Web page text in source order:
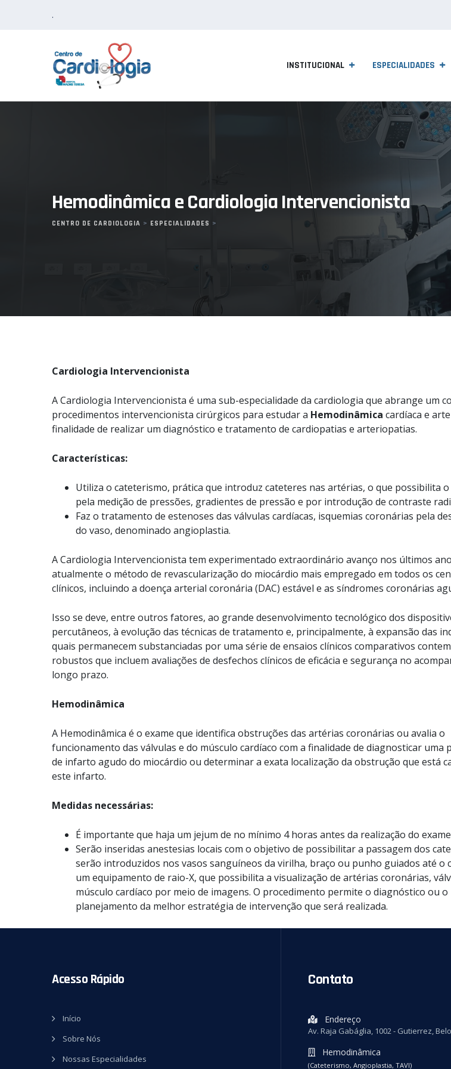
.
INSTITUCIONAL ESPECIALIDADES
Hemodinâmica e Cardiologia Intervencionista
CENTRO DE CARDIOLOGIA > ESPECIALIDADES >
Cardiologia Intervencionista
A Cardiologia Intervencionista é uma sub-especialidade da cardiologia que abrange um
procedimentos intervencionista cirúrgicos para estudar a Hemodinâmica cardíaca e
finalidade de realizar um diagnóstico e tratamento de cardiopatias e arteriopatias.
Características:
Utiliza o cateterismo, prática que introduz cateteres nas artérias, o que possibilita
pela medição de pressões, gradientes de pressão e por introdução de contraste
Faz o tratamento de estenoses das válvulas cardíacas, isquemias coronárias pela
do vaso, denominado angioplastia.
A Cardiologia Intervencionista tem experimentado extraordinário avanço nos últimos
atualmente o método de revascularização do miocárdio mais empregado em todos os
clínicos, incluindo a doença arterial coronária (DAC) estável e as síndromes coronárias
Isso se deve, entre outros fatores, ao grande desenvolvimento tecnológico dos
percutâneos, à evolução das técnicas de tratamento e, principalmente, à expansão das
quais permanecem substanciadas por uma série de ensaios clínicos comparativos
robustos que incluem avaliações de desfechos clínicos de eficácia e segurança no
longo prazo.
Hemodinâmica
A Hemodinâmica é o exame que identifica obstruções das artérias coronárias ou avalia o
funcionamento das válvulas e do músculo cardíaco com a finalidade de diagnosticar uma
de infarto agudo do miocárdio ou determinar a exata localização da obstrução que está
este infarto.
Medidas necessárias:
É importante que haja um jejum de no mínimo 4 horas antes da realização do
Serão inseridas anestesias locais com o objetivo de possibilitar a passagem dos
serão introduzidos nos vasos sanguíneos da virilha, braço ou punho guiados até o
um equipamento de raio-X, que possibilita a visualização de artérias coronárias,
músculo cardíaco por meio de imagens. O procedimento permite o diagnóstico ou o
planejamento da melhor estratégia de intervenção que será realizada.
Acesso Rápido
Início
Sobre Nós
Nossas Especialidades
Contato
Endereço
Av. Raja Gabáglia, 1002 - Gutierrez,
Hemodinâmica
(Cateterismo, Angioplastia, TAVI)